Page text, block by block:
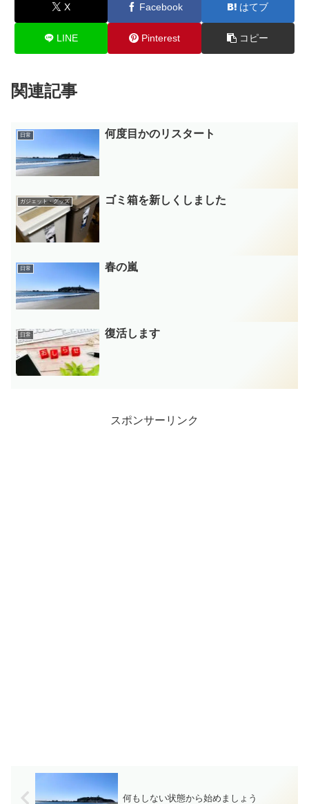
X Facebook はてブ
LINE Pinterest コピー
関連記事
日常 何度目かのリスタート
ガジェット・グッズ ゴミ箱を新しくしました
日常 春の嵐
日常 復活します
スポンサーリンク
何もしない状態から始めましょう